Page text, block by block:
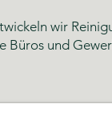
wir
Büros und